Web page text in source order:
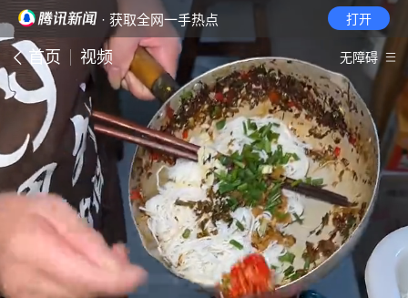
· 获取全网一手热点 打开
首页 视频 无障碍